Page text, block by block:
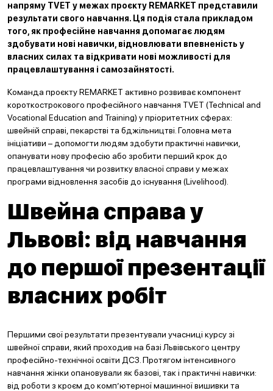
напряму TVET у межах проєкту REMARKET представили
результати свого навчання. Ця подія стала прикладом
того, як професійне навчання допомагає людям
здобувати нові навички, відновлювати впевненість у
власних силах та відкривати нові можливості для
працевлаштування і самозайнятості.
Команда проєкту REMARKET активно розвиває компонент
короткострокового професійного навчання TVET (Technical and
Vocational Education and Training) у пріоритетних сферах:
швейній справі, пекарстві та бджільництві. Головна мета
ініціативи – допомогти людям здобути практичні навички,
опанувати нову професію або зробити перший крок до
працевлаштування чи розвитку власної справи у межах
програми відновлення засобів до існування (Livelihood).
Швейна справа у
Львові: від навчання
до першої презентації
власних робіт
Першими свої результати презентували учасниці курсу зі
швейної справи, який проходив на базі Львівського центру
професійно-технічної освіти ДСЗ. Протягом інтенсивного
навчання жінки опановували як базові, так і практичні навички:
від роботи з кроєм до комп’ютерної машинної вишивки та